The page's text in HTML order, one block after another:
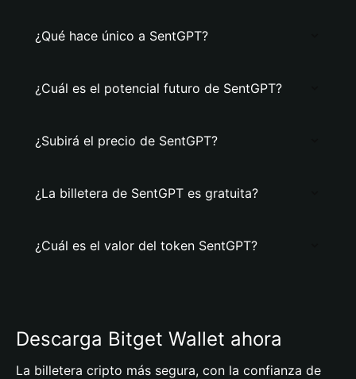
¿Qué hace único a SentGPT?
¿Cuál es el potencial futuro de SentGPT?
¿Subirá el precio de SentGPT?
¿La billetera de SentGPT es gratuita?
¿Cuál es el valor del token SentGPT?
Descarga Bitget Wallet ahora
La billetera cripto más segura, con la confianza de